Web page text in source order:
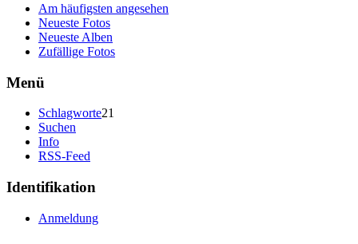
Am häufigsten angesehen
Neueste Fotos
Neueste Alben
Zufällige Fotos
Menü
Schlagworte21
Suchen
Info
RSS-Feed
Identifikation
Anmeldung